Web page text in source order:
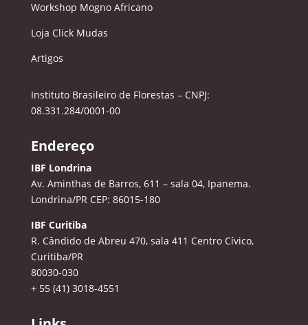
Workshop Mogno Africano
Loja Click Mudas
Artigos
Instituto Brasileiro de Florestas – CNPJ:
08.331.284/0001-00
Endereço
IBF Londrina
Av. Aminthas de Barros, 611 – sala 04, Ipanema.
Londrina/PR CEP: 86015-180
IBF Curitiba
R. Cândido de Abreu 470, sala 411 Centro Cívico,
Curitiba/PR
80030-030
+ 55 (41) 3018-4551